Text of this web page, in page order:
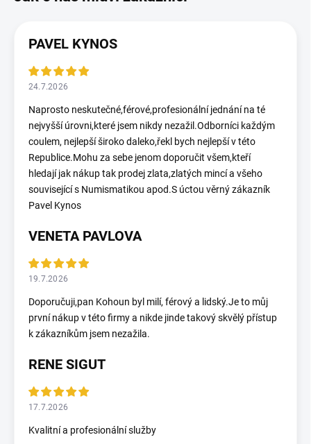
PAVEL KYNOS
24.7.2026
Naprosto neskutečné,férové,profesionální jednání na té
nejvyšší úrovni,které jsem nikdy nezažil.Odborníci každým
coulem, nejlepší široko daleko,řekl bych nejlepší v této
Republice.Mohu za sebe jenom doporučit všem,kteří
hledají jak nákup tak prodej zlata,zlatých mincí a všeho
související s Numismatikou apod.S úctou věrný zákazník
Pavel Kynos
VENETA PAVLOVA
19.7.2026
Doporučuji,pan Kohoun byl milí, férový a lidský.Je to můj
první nákup v této firmy a nikde jinde takový skvělý přístup
k zákazníkům jsem nezažila.
RENE SIGUT
17.7.2026
Kvalitní a profesionální služby